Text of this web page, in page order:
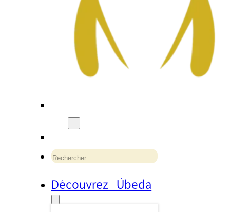
Rechercher
Découvrez Úbeda